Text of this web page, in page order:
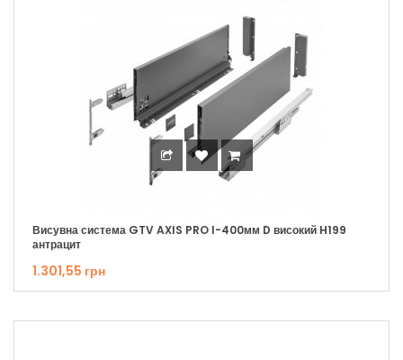
Висувна система GTV AXIS PRO I-400мм D високий H199
антрацит
1.301,55 грн